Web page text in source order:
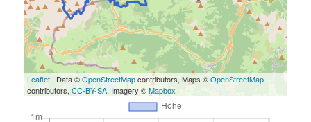
Leaflet | Data ©OpenStreetMapcontributors, Maps ©OpenStreetMap
contributors,CC-BY-SA, Imagery ©Mapbox